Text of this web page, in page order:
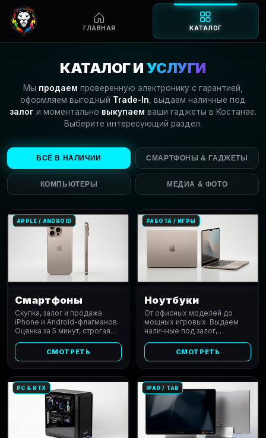
КАТАЛОГ И УСЛУГИ
Мы продаем проверенную электронику с гарантией,
оформляем выгодный Trade-In , выдаем наличные под
залог и моментально выкупаем ваши гаджеты в Костанае.
Выберите интересующий раздел.
ВСЁ В НАЛИЧИИ СМАРТФОНЫ & ГАДЖЕТЫ
КОМПЬЮТЕРЫ МЕДИА & ФОТО
APPLE / ANDROID
Смартфоны
Скупка, залог и продажа
iPhone и Android-флагманов.
Оценка за 5 минут, строгая
гарантия на покупку.
СМОТРЕТЬ
РАБОТА / ИГРЫ
Ноутбуки
От офисных моделей до
мощных игровых. Выдаем
наличные под залог,
ноутбуки по ценам ниже
рынка.
СМОТРЕТЬ
PC & RTX IPAD / TAB
ГЛАВНАЯ КАТАЛОГ